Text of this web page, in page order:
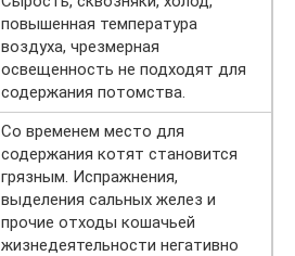
повышенная температура
воздуха, чрезмерная
освещенность не подходят для
содержания потомства.
Со временем место для
содержания котят становится
грязным. Испражнения,
выделения сальных желез и
прочие отходы кошачьей
жизнедеятельности негативно